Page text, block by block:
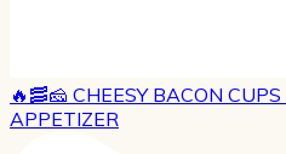
🔥🥓🧀 CHEESY BACON
APPETIZER